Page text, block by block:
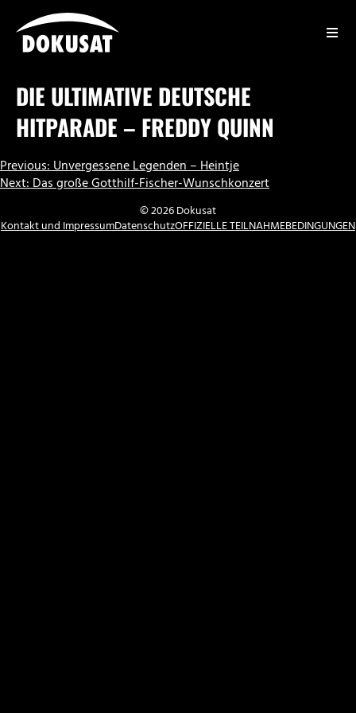
Inhalt
springen
DIE ULTIMATIVE DEUTSCHE
HITPARADE – FREDDY QUINN
BEITRAGSNAVIGATION
Previous:Unvergessene Legenden – Heintje
Next:Das große Gotthilf-Fischer-Wunschkonzert
© 2026 Dokusat
Kontakt und ImpressumDatenschutzOFFIZIELLE TEILNAHMEBEDINGUNGEN